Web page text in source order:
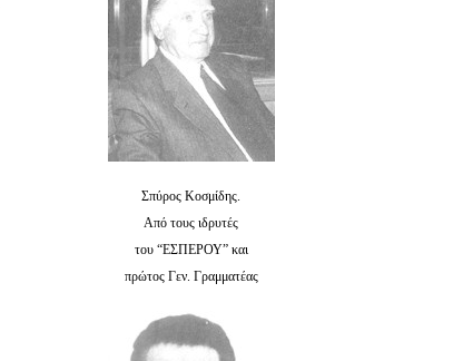
Σπύρος Κοσμίδης.
Από τους ιδρυτές
του “ΕΣΠΕΡΟΥ” και
πρώτος Γεν. Γραμματέας